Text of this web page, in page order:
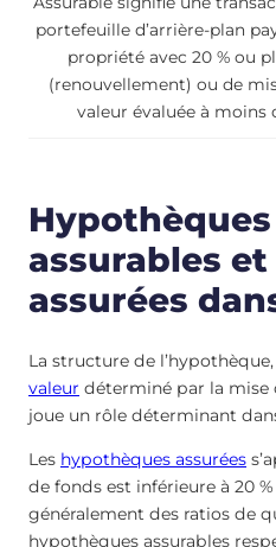
portefeuille d’arrière-plan
propriété avec 20 % ou
(renouvellement) ou de
valeur évaluée à moins
assurables et
assurées
La structure de
valeur déterminé par la mise
joue un rôle déterminant
Les hypothèques assurées
de fonds est inférieure à 20
généralement des ratios de
hypothèques assurables